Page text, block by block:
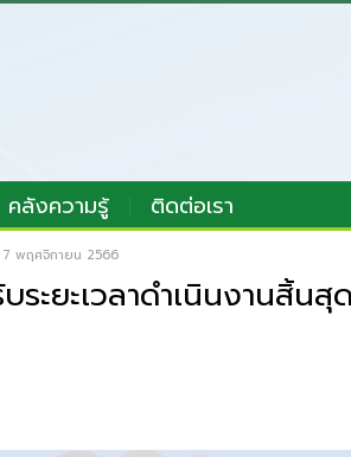
คลังความรู้ ติดต่อเรา
7 พฤศจิกายน 2566
ระยะเวลาดำเนินงาน